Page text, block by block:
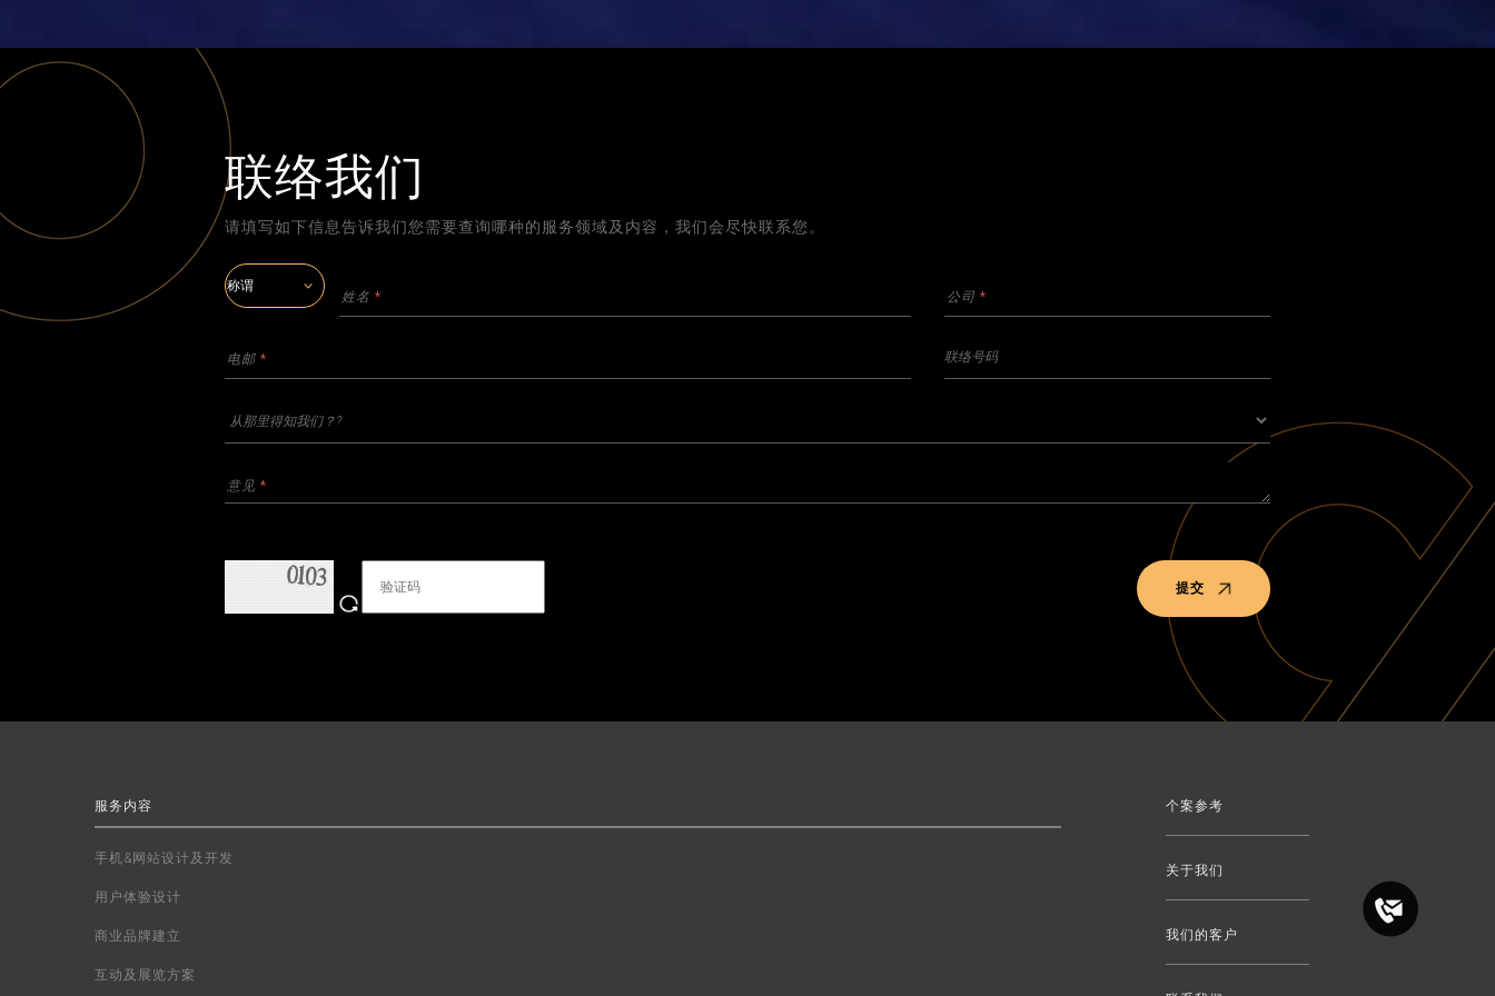
联络我们
请填写如下信息告诉我们您需要查询哪种的服务领域及内容，我们会尽快联系您。
提交
服务内容
手机&网站设计及开发
用户体验设计
商业品牌建立
互动及展览方案
个案参考
关于我们
我们的客户